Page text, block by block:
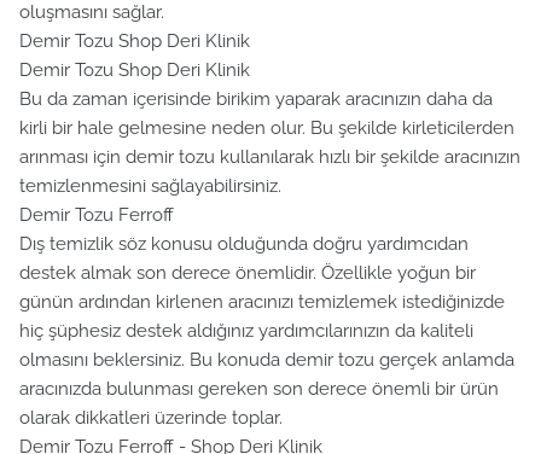
oluşmasını sağlar.
Demir Tozu Shop Deri Klinik
Demir Tozu Shop Deri Klinik
Bu da zaman içerisinde birikim yaparak aracınızın daha da
kirli bir hale gelmesine neden olur. Bu şekilde kirleticilerden
arınması için demir tozu kullanılarak hızlı bir şekilde aracınızın
temizlenmesini sağlayabilirsiniz.
Demir Tozu Ferroff
Dış temizlik söz konusu olduğunda doğru yardımcıdan
destek almak son derece önemlidir. Özellikle yoğun bir
günün ardından kirlenen aracınızı temizlemek istediğinizde
hiç şüphesiz destek aldığınız yardımcılarınızın da kaliteli
olmasını beklersiniz. Bu konuda demir tozu gerçek anlamda
aracınızda bulunması gereken son derece önemli bir ürün
olarak dikkatleri üzerinde toplar.
Demir Tozu Ferroff - Shop Deri Klinik